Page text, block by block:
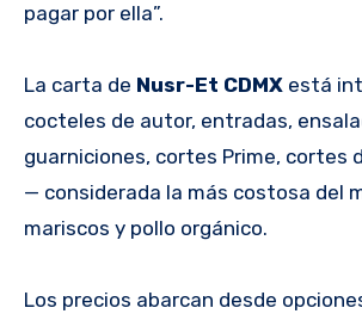
pagar por ella”.
La carta de Nusr-Et CDMX está
cocteles de autor, entradas,
guarniciones, cortes Prime, cortes
— considerada la más costosa del
mariscos y pollo orgánico.
Los precios abarcan desde